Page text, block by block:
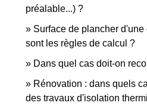
préalable...) ?
Surface de plancher
sont les règles de calcul ?
Dans quel cas doit-on
Rénovation : dans quels
des travaux d'isolation